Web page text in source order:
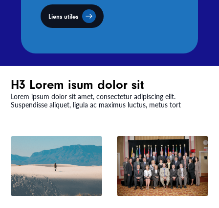
Liens utiles
H3 Lorem isum dolor sit
Lorem ipsum dolor sit amet, consectetur adipiscing elit.
Suspendisse aliquet, ligula ac maximus luctus, metus tort